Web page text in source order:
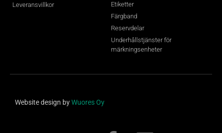
Leveransvillkor
Etiketter
Färgband
Reservdelar
Underhållstjänster för
märkningsenheter
Website design byWuores Oy